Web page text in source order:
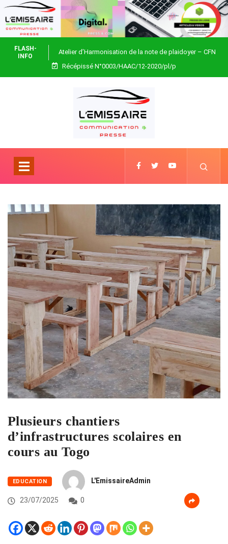
FLASH-
INFO
Atelier d’Harmonisation de la note de plaidoyer – CFN
Togo
Récépissé N°0003/HAAC/12-2020/pl/p
Plusieurs chantiers
d’infrastructures scolaires en
cours au Togo
EDUCATION L'EmissaireAdmin
23/07/2025 0